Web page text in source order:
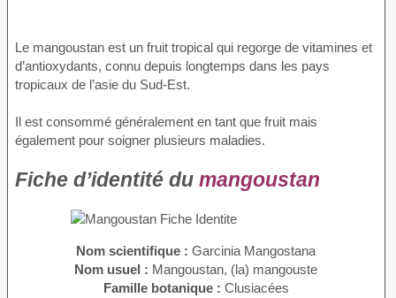
Le mangoustan est un fruit tropical qui regorge de vitamines et
d’antioxydants, connu depuis longtemps dans les pays
tropicaux de l’asie du Sud-Est.
Il est consommé généralement en tant que fruit mais
également pour soigner plusieurs maladies.
Fiche d’identité du mangoustan
Nom scientifique : Garcinia Mangostana
Nom usuel : Mangoustan, (la) mangouste
Famille botanique : Clusiacées